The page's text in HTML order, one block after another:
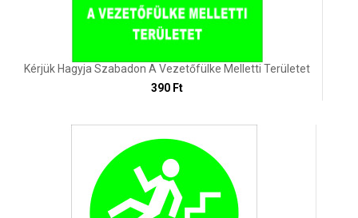
Kérjük Hagyja Szabadon A Vezetőfülke Melletti Területet
390 Ft